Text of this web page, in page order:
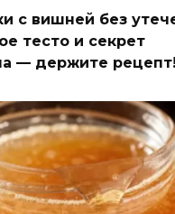
с вишней без
тесто и секрет
— держите рецепт!